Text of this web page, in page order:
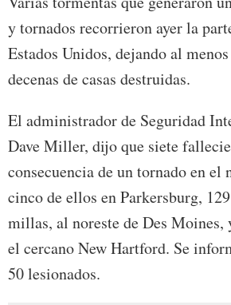
y tornados recorrieron ayer la
Estados Unidos, dejando al
decenas de casas destruidas.
El administrador de Seguridad
Dave Miller, dijo que siete
consecuencia de un tornado en el
cinco de ellos en Parkersburg,
millas, al noreste de Des Moines,
el cercano New Hartford. Se
50 lesionados.